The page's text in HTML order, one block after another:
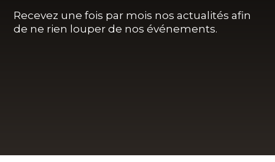
Recevez une fois par mois nos actualités afin
de ne rien louper de nos événements.